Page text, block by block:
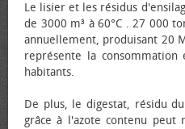
Le lisier et les résidus
de 3000 m³ à 60°C . 27 000
annuellement, produisant 20
représente la
habitants.
De plus, le digestat, résidu
grâce à l'azote contenu